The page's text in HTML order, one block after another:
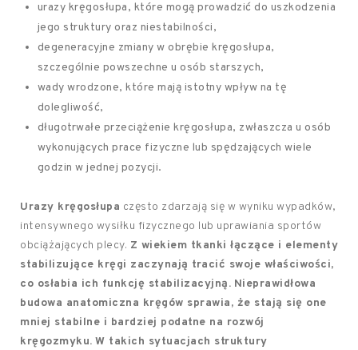
urazy kręgosłupa, które mogą prowadzić do uszkodzenia
jego struktury oraz niestabilności,
degeneracyjne zmiany w obrębie kręgosłupa,
szczególnie powszechne u osób starszych,
wady wrodzone, które mają istotny wpływ na tę
dolegliwość,
długotrwałe przeciążenie kręgosłupa, zwłaszcza u osób
wykonujących prace fizyczne lub spędzających wiele
godzin w jednej pozycji.
Urazy kręgosłupa często zdarzają się w wyniku wypadków,
intensywnego wysiłku fizycznego lub uprawiania sportów
obciążających plecy. Z wiekiem tkanki łączące i elementy
stabilizujące kręgi zaczynają tracić swoje właściwości,
co osłabia ich funkcję stabilizacyjną. Nieprawidłowa
budowa anatomiczna kręgów sprawia, że stają się one
mniej stabilne i bardziej podatne na rozwój
kręgozmyku. W takich sytuacjach struktury